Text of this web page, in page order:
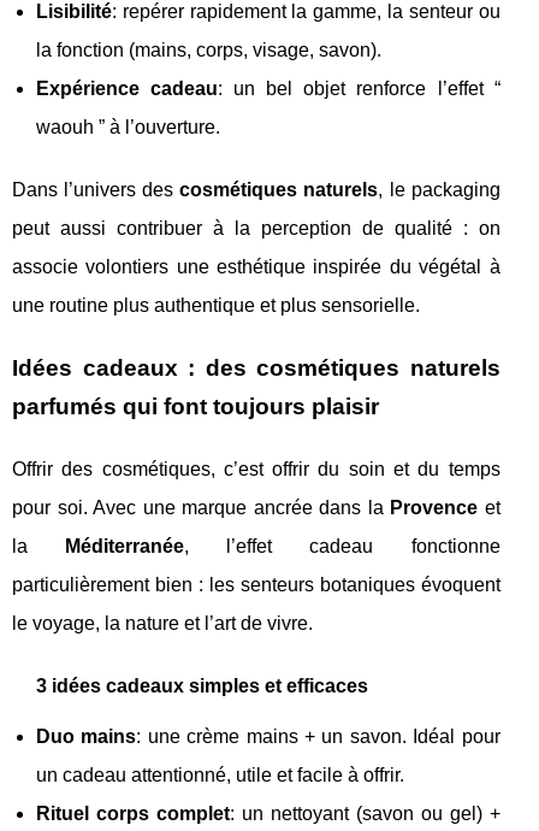
Lisibilité: repérer rapidement la gamme, la senteur ou
la fonction (mains, corps, visage, savon).
Expérience cadeau: un bel objet renforce l’effet “
waouh ” à l’ouverture.
Dans l’univers descosmétiques naturels, le packaging
peut aussi contribuer à la perception de qualité : on
associe volontiers une esthétique inspirée du végétal à
une routine plus authentique et plus sensorielle.
Idées cadeaux : des cosmétiques naturels
parfumés qui font toujours plaisir
Offrir des cosmétiques, c’est offrir du soin et du temps
pour soi. Avec une marque ancrée dans la Provence et
la
Méditerranée, l’effet cadeau fonctionne
particulièrement bien : les senteurs botaniques évoquent
le voyage, la nature et l’art de vivre.
3 idées cadeaux simples et efficaces
Duo mains: une crème mains + un savon. Idéal pour
un cadeau attentionné, utile et facile à offrir.
Rituel corps complet: un nettoyant (savon ou gel) +